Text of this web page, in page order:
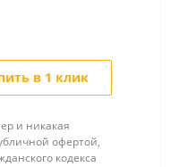
в 1 клик
и никакая
офертой,
кодекса